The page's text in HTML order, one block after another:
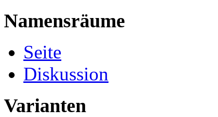
Namensräume
Seite
Diskussion
Varianten